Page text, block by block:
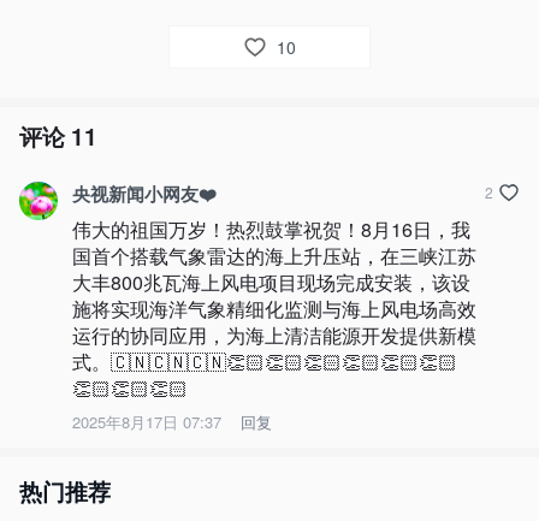
10
评论11
央视新闻小网友❤️
伟大的祖国万岁！热烈鼓掌祝贺！8月16日，我
国首个搭载气象雷达的海上升压站，在三峡江苏
大丰800兆瓦海上风电项目现场完成安装，该设
施将实现海洋气象精细化监测与海上风电场高效
运行的协同应用，为海上清洁能源开发提供新模
式。🇨🇳🇨🇳🇨🇳👏🏻👏🏻👏🏻👏🏻👏🏻👏🏻
👏🏻👏🏻👏🏻
2025年8月17日 07:37 回复
2
热门推荐